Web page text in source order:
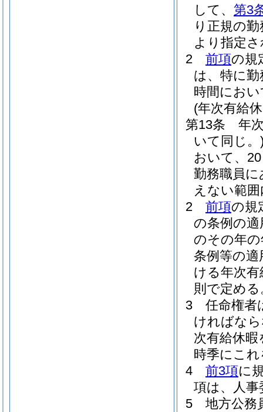
して、 第3
り正規の
より指定
2
前項の規
は、特に
時間にお
(年次有給
第13条
年
いて同じ。
おいて、
勤務職員
えない範
2
前項の規
の条例の
のその年
条例等の
ける年次
則で定める
3
任命権者
ければな
次有給休
時季にこ
4
前3項に
項は、人
5
地方公務